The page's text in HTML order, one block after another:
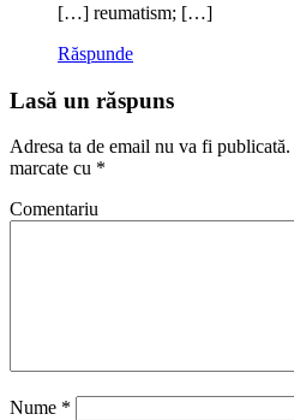
[…] reumatism; […]
Răspunde
Lasă un răspuns
Adresa ta de email nu va fi publicată.
marcate cu *
Comentariu
Nume *